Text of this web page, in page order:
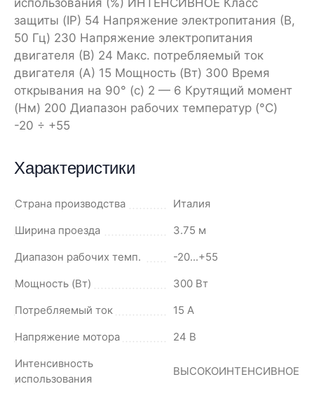
использования (%) ИНТЕНСИВНОЕ Класс
защиты (IP) 54 Напряжение электропитания (В,
50 Гц) 230 Напряжение электропитания
двигателя (В) 24 Макс. потребляемый ток
двигателя (A) 15 Мощность (Вт) 300 Время
открывания на 90° (с) 2 — 6 Крутящий момент
(Нм) 200 Диапазон рабочих температур (°C)
-20 ÷ +55
Характеристики
Страна производства
Италия
Ширина проезда
3.75 м
Диапазон рабочих темп.
-20...+55
Мощность (Вт)
300 Вт
Потребляемый ток
15 А
Напряжение мотора
24 В
Интенсивность
использования
ВЫСОКОИНТЕНСИВНОЕ